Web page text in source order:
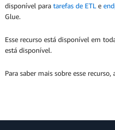
disponível para tarefas de ETL e
Glue.
Esse recurso está disponível em
está disponível.
Para saber mais sobre esse recurso,